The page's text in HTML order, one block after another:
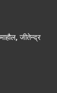
जीतेन्द्र